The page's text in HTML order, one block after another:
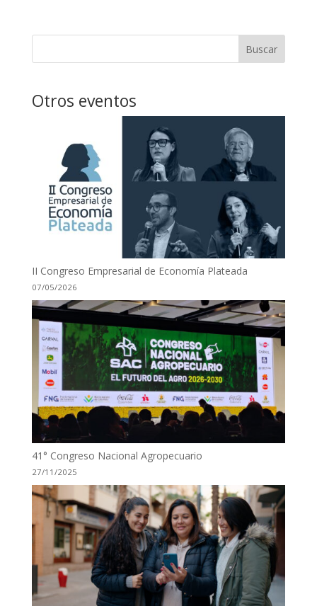
Buscar
Otros eventos
II Congreso Empresarial de Economía Plateada
07/05/2026
41° Congreso Nacional Agropecuario
27/11/2025